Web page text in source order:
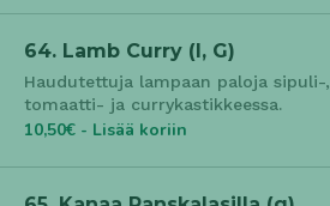
64. Lamb Curry (l, G)
Haudutettuja lampaan paloja sipuli-,
tomaatti- ja currykastikkeessa.
10,50€ - Lisää koriin